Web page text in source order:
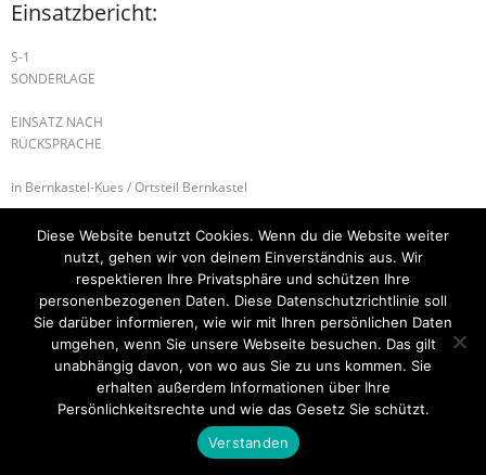
Einsatzbericht:
S-1
SONDERLAGE
EINSATZ NACH
RÜCKSPRACHE
in Bernkastel-Kues / Ortsteil Bernkastel
H-2 UNTERSTÜTZUNG RD B1.02 BSW
Startseite Einsätze Mitglied werden Über uns
Bilder
Kontakt
Theme byThink Up Themes Ltd. Powered byWordPress.
Diese Website benutzt Cookies. Wenn du die Website weiter
nutzt, gehen wir von deinem Einverständnis aus. Wir
respektieren Ihre Privatsphäre und schützen Ihre
personenbezogenen Daten. Diese Datenschutzrichtlinie soll
Sie darüber informieren, wie wir mit Ihren persönlichen Daten
umgehen, wenn Sie unsere Webseite besuchen. Das gilt
unabhängig davon, von wo aus Sie zu uns kommen. Sie
erhalten außerdem Informationen über Ihre
Persönlichkeitsrechte und wie das Gesetz Sie schützt.
Verstanden